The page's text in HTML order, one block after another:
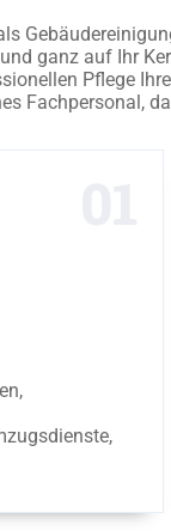
ganz auf Ihr
Pflege
Fachpersonal,